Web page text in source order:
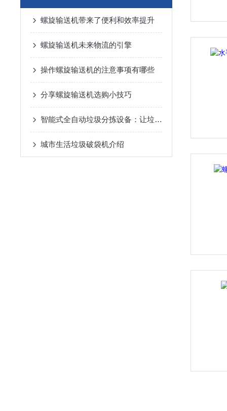
螺旋输送机带来了便利和效率提升
螺旋输送机未来物流的引擎
操作螺旋输送机的注意事项有哪些
分享螺旋输送机选购小技巧
智能式全自动垃圾分拣设备：让垃圾分类更高效、更精准
城市生活垃圾破袋机介绍